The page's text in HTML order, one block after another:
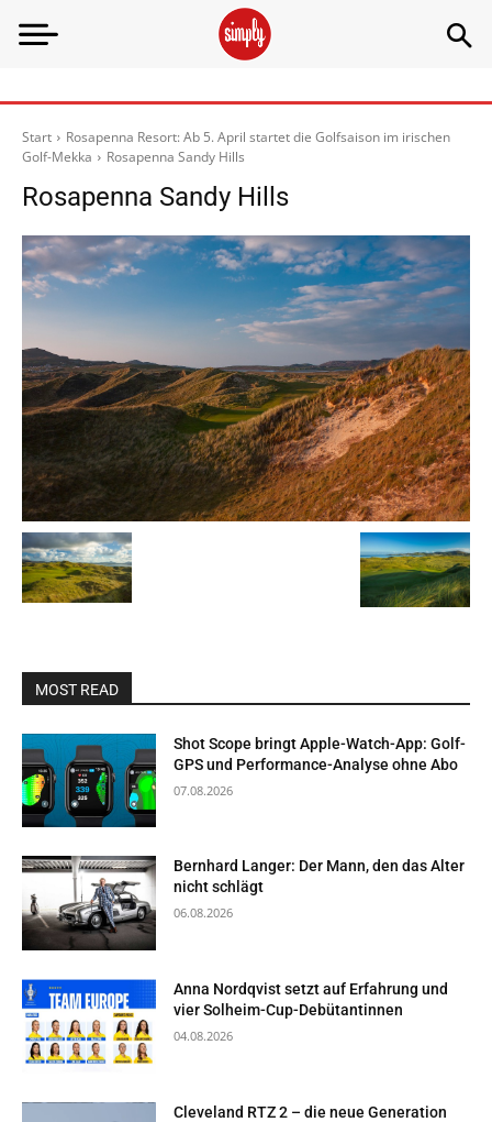
Start
Rosapenna Resort: Ab 5. April startet die Golfsaison im irischen
Golf-Mekka
Rosapenna Sandy Hills
Rosapenna Sandy Hills
MOST READ
Shot Scope bringt Apple-Watch-App: Golf-
GPS und Performance-Analyse ohne Abo
07.08.2026
Bernhard Langer: Der Mann, den das Alter
nicht schlägt
06.08.2026
Anna Nordqvist setzt auf Erfahrung und
vier Solheim-Cup-Debütantinnen
04.08.2026
Cleveland RTZ 2 – die neue Generation